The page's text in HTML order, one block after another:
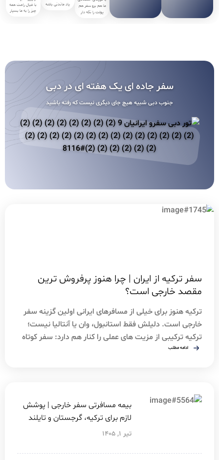
ما هم برو سفر هم
پولت را نگه دار
یاد ماندنی باشه
با خیال راحت همه
چیز را به ما بسپار
سفر جاده ای یک هفته ای در دبی
جنوب دبی شبیه هیچ جای دیگری نیست که رفته باشید
سفر ترکیه از ایران | چرا هنوز پرفروش ترین
مقصد خارجی است؟
ترکیه هنوز برای خیلی از مسافرهای ایرانی اولین گزینه سفر
خارجی است. دلیلش فقط استانبول، وان یا آنتالیا نیست؛
ترکیه ترکیبی از مزیت های عملی را کنار هم دارد: سفر کوتاه
مدت بدون ویزا، مسیر نزدیک، پروازهای متنوع، امکان سفر
ادامه مطلب
بیمه مسافرتی سفر خارجی | پوشش
لازم برای ترکیه، گرجستان و تایلند
تیر ۱, ۱۴۰۵